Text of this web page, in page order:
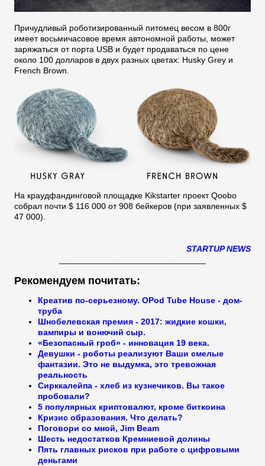
Причудливый роботизированный питомец весом в 800г
имеет восьмичасовое время автономной работы, может
заряжаться от порта USB и будет продаваться по цене
около 100 долларов в двух разных цветах: Husky Grey и
French Brown.
На краудфандинговой площадке Kikstarter проект Qoobo
собрал почти $ 116 000 от 908 бейкеров (при заявленных $
47 000).
STARTUP NEWS
Рекомендуем почитать:
Креатив по-серьезному. OPod Tube House - дом-
труба
Шнобелевская премия - 2017: жидкие кошки,
вампиры и вонючий сыр.
«Безопасный гроб» - инновация 19 века.
Девушки - роботы реализуют Ваши смелые
фантазии. Это не выдумка, это тревожная
реальность
Сирккалейпа - хлеб из кузнечиков. Вы такое
пробовали?
5 популярных криптовалют, кроме биткоина
Кризис образования. Что делать?
Поговори со мной, Jim Beam
Шесть недостатков Кремниевой долины
Пять главных рисков при работе с цифровыми
деньгами